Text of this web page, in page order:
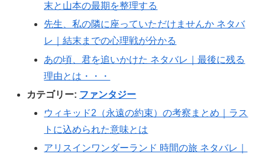
末と山本の最期を整理する
先生、私の隣に座っていただけませんか ネタバ
レ｜結末までの心理戦が分かる
あの頃、君を追いかけた ネタバレ｜最後に残る
理由とは・・・
カテゴリー: ファンタジー
ウィキッド2（永遠の約束）の考察まとめ｜ラス
トに込められた意味とは
アリスインワンダーランド 時間の旅 ネタバレ｜